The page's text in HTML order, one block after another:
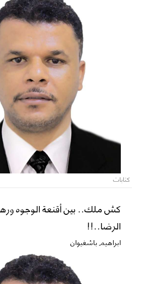
كتابات
كش ملك.. بين أقنعة الوجوه
الرضا..!!
ابراهيم باشغيوان